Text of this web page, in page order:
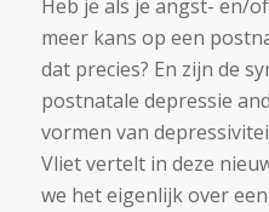
Heb je als je angst- en/
meer kans op een
dat precies? En zijn de
postnatale depressie
vormen van
Vliet vertelt in deze
we het eigenlijk over